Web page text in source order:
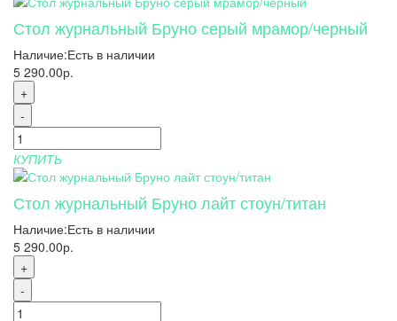
Стол журнальный Бруно серый мрамор/черный
Наличие:Есть в наличии
5 290.00р.
+
-
КУПИТЬ
Стол журнальный Бруно лайт стоун/титан
Наличие:Есть в наличии
5 290.00р.
+
-